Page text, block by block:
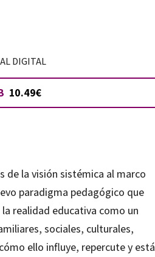
DIGITAL
10.49€
de la visión sistémica al marco
paradigma pedagógico que
realidad educativa como un
sociales, culturales,
ello influye, repercute y está